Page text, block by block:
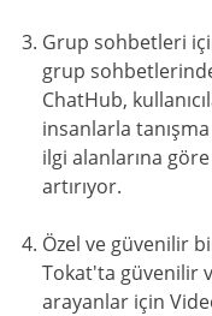
Grup sohbetleri
grup
ChatHub,
insanlarla tanışma
ilgi alanlarına
artırıyor.
Özel ve güvenilir
Tokat'ta güvenilir
arayanlar için